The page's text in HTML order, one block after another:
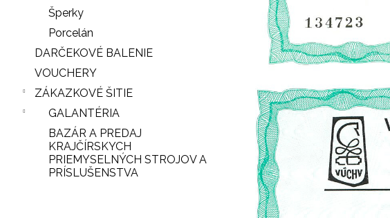
Šperky
Porcelán
DARČEKOVÉ BALENIE
VOUCHERY
ZÁKAZKOVÉ ŠITIE
GALANTÉRIA
BAZÁR A PREDAJ
KRAJČÍRSKYCH
PRIEMYSELNÝCH STROJOV A
PRÍSLUŠENSTVA